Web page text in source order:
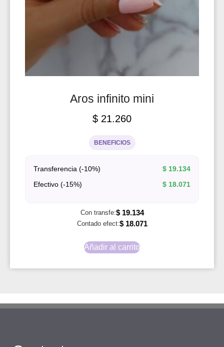
Aros infinito mini
$ 21.260
BENEFICIOS
Transferencia (-10%) $ 19.134
Efectivo (-15%)
$ 18.071
Con transfe:$19.134
Contado efect:$18.071
Añadir al carrito